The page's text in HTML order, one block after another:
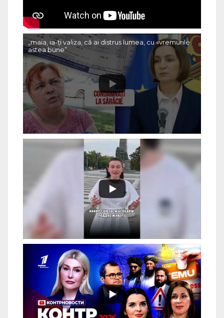
„maia, ia-ți valiza, că ai distrus lumea, cu «vremurile
astea bune”